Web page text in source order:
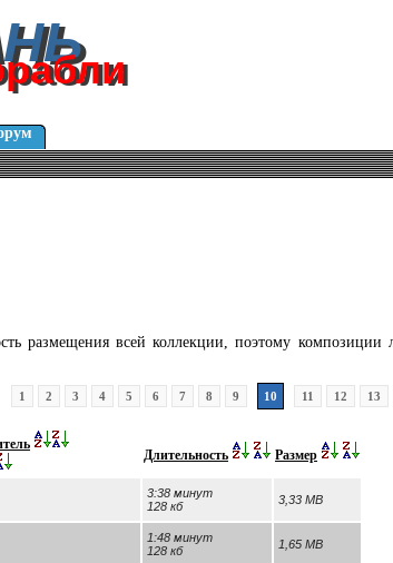
размещения всей коллекции, поэтому композиции
1 2 3 4 5 6 7 8 9 10 11 12 13
Длительность Размер
3:38 минут
128 кб
3,33 MB
1:48 минут
128 кб
1,65 MB